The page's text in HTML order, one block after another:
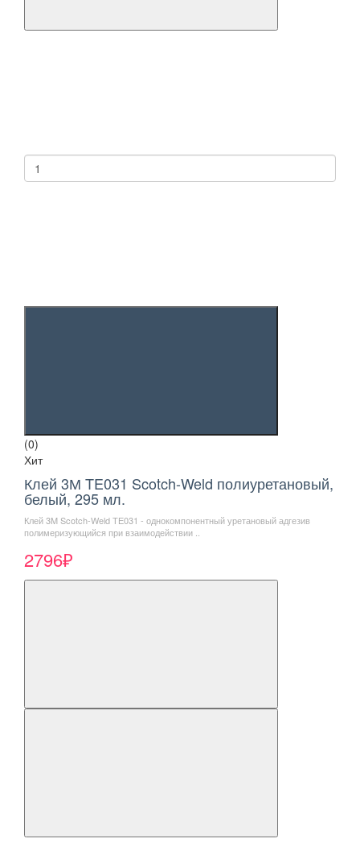
(0)
Хит
Клей 3М TE031 Scotch-Weld полиуретановый,
белый, 295 мл.
Клей 3M Scotch-Weld ТЕ031 - однокомпонентный уретановый адгезив
полимеризующийся при взаимодействии ..
2796₽